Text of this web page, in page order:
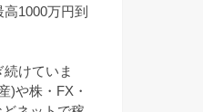
1000万円到
けていま
)や株・FX・